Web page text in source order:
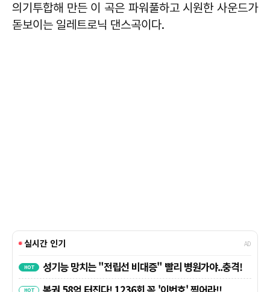
의기투합해 만든 이 곡은 파워풀하고 시원한 사운드가
돋보이는 일레트로닉 댄스곡이다.